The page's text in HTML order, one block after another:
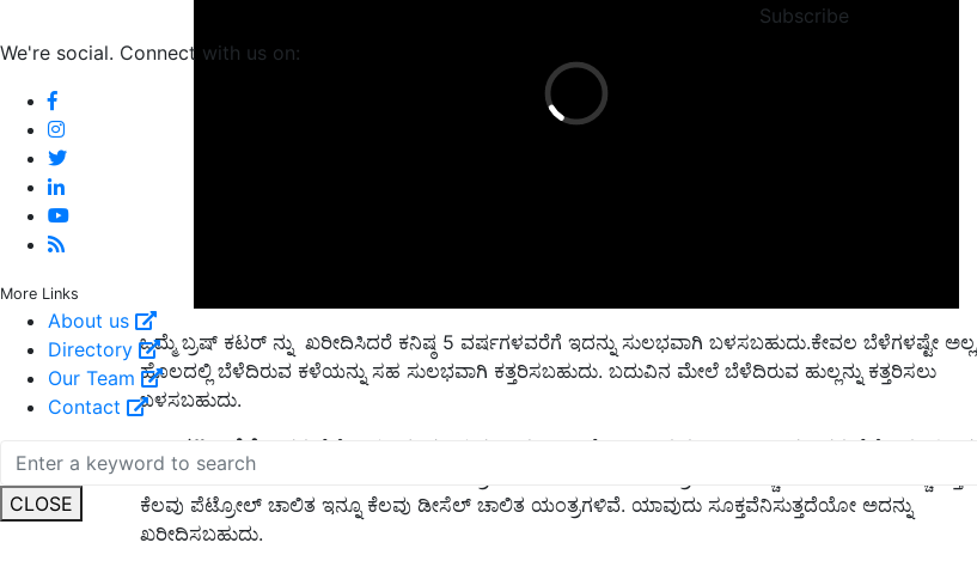
Subscribe
We're social. Connect with us on:
More Links
About us
Directory
Our Team
Contact
CLOSE
ಒಮ್ಮೆ ಬ್ರಷ್ ಕಟರ್ ನ್ನು ಖರೀದಿಸಿದರೆ ಕನಿಷ್ಠ 5 ವರ್ಷಗಳವರೆಗೆ ಇದನ್ನು ಸುಲಭವಾಗಿ ಬಳಸಬಹುದು.ಕೇವಲ ಬೆಳೆಗಳಷ್ಟೇ ಅಲ್ಲ,
ಹೊಲದಲ್ಲಿ ಬೆಳೆದಿರುವ ಕಳೆಯನ್ನು ಸಹ ಸುಲಭವಾಗಿ ಕತ್ತರಿಸಬಹುದು. ಬದುವಿನ ಮೇಲೆ ಬೆಳೆದಿರುವ ಹುಲ್ಲನ್ನು ಕತ್ತರಿಸಲು
ಬಳಸಬಹುದು.
ಬ್ರಷ್ ಕಟರ್ ಬೆಲೆ:
8 ಸಾವಿರದಿಂದ 32 ಸಾವಿರ ರೂಪಾಯಿಯವರೆಗೆ ಬ್ರಷ್ ಕಟರ್ ಬೆಲೆಯಿದೆ. ಯಂತ್ರದ ಸಿಸಿ ಹೆಚ್ಚಾದಂತೆ ಬೆಲೆಯೂ ಹೆಚ್ಚಾಗುತ್ತದೆ.
ಕೆಲವು ಪೆಟ್ರೋಲ್ ಚಾಲಿತ ಇನ್ನೂ ಕೆಲವು ಡೀಸೆಲ್ ಚಾಲಿತ ಯಂತ್ರಗಳಿವೆ. ಯಾವುದು ಸೂಕ್ತವೆನಿಸುತ್ತದೆಯೋ ಅದನ್ನು
ಖರೀದಿಸಬಹುದು.